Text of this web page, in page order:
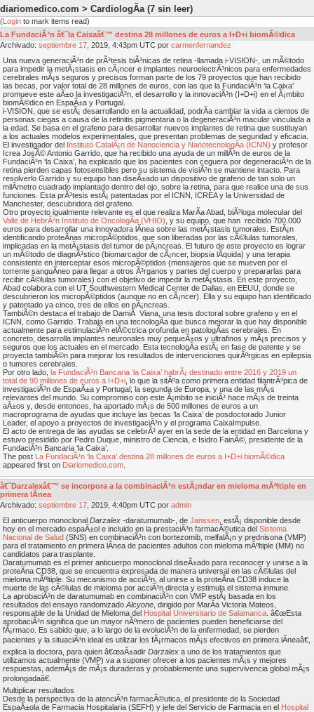
diariomedico.com > CardiologÃ­a (7 sin leer)
(Login to mark items read)
La FundaciÃ³n â€˜la Caixaâ€™ destina 28 millones de euros a I+D+i biomÃ©dica
Archivado: septiembre 17 , 2019, 4:43pm UTC por carmenfernandez
Una nueva generaciÃ³n de prÃ³tesis biÃ³nicas de retina -llamada i-VISION-, un mÃ©todo
para impedir la metÃ¡stasis en cÃ¡ncer e implantes neuroelectrÃ³nicos para enfermedades
cerebrales mÃ¡s seguros y precisos forman parte de los 79 proyectos que han recibido
las becas, por valor total de 28 millones de euros, con las que la FundaciÃ³n ‘la Caixa’
promueve este aÃ±o la investigaciÃ³n, el desarrollo y la innovaciÃ³n (I+D+i) en el Ã¡mbito
biomÃ©dico en EspaÃ±a y Portugal.
i-VISION, que se estÃ¡ desarrollando en la actualidad, podrÃ­a cambiar la vida a cientos de
personas ciegas a causa de la retinitis pigmentaria o la degeneraciÃ³n macular vinculada a
la edad. Se basa en el grafeno para desarrollar nuevos implantes de retina que sustituyan
a los actuales modelos experimentales, que presentan problemas de seguridad y eficacia.
El investigador del Instituto CatalÃ¡n de Nanociencia y NanotecnologÃ­a (ICNN) y profesor
Icrea JosÃ© Antonio Garrido, que ha recibido una ayuda de un millÃ³n de euros de la
FundaciÃ³n ‘la Caixa’, ha explicado que los pacientes con ceguera por degeneraciÃ³n de la
retina pierden capas fotosensibles pero su sistema de visiÃ³n se mantiene intacto. Para
resolverlo Garrido y su equipo han diseÃ±ado un dispositivo de grafeno de tan solo un
milÃ­metro cuadrado implantado dentro del ojo, sobre la retina, para que realice una de sus
funciones. Esta prÃ³tesis estÃ¡ patentadas por el ICNN, ICREA y la Universidad de
Manchester, descubridora del grafeno.
Otro proyecto igualmente relevante es el que realiza MarÃ­a Abad, biÃ³loga molecular del
Valle de HebrÃ³n Instituto de OncologÃ­a (VHIO) , y su equipo, que han recibido 700.000
euros para desarrollar una innovadora lÃ­nea sobre las metÃ¡stasis tumorales. EstÃ¡n
identificando proteÃ­nas micropÃ©ptidos, que son liberadas por las cÃ©lulas tumorales,
implicadas en la metÃ¡stasis del tumor de pÃ¡ncreas. El futuro de este proyecto es lograr
un mÃ©todo de diagnÃ³stico (biomarcador de cÃ¡ncer, biopsia lÃ­quida) y una terapia
consistente en interceptar esos micropÃ©ptidos (mensajeros que se mueven por el
torrente sanguÃ­neo para llegar a otros Ã³rganos y partes del cuerpo y prepararlas para
recibir cÃ©lulas tumorales) con el objetivo de impedir la metÃ¡stasis. En este proyecto,
Abad colabora con el UT Southwestern Medical Center de Dallas, en EEUU, donde se
descubrieron los micropÃ©ptidos (aunque no en cÃ¡ncer). Ella y su equipo han identificado
y patentado ya cinco, tres de ellos en pÃ¡ncreas.
TambiÃ©n destaca el trabajo de DamiÃ Viana, una tesis doctoral sobre grafeno y en el
ICNN, como Garrido. Trabaja en una tecnologÃ­a que busca mejorar la que hay disponible
actualmente para estimulaciÃ³n elÃ©ctrica profunda en patologÃ­as cerebrales. En
concreto, desarrolla implantes neuronales muy pequeÃ±os y ultrafinos y mÃ¡s precisos y
seguros que los actuales en el mercado. Esta tecnologÃ­a estÃ¡ en fase de patente y se
proyecta tambiÃ©n para mejorar los resultados de intervenciones quirÃºrgicas en epilepsia
o tumores cerebrales.
Por otro lado, la FundaciÃ³n Bancaria ‘la Caixa’ habrÃ¡ destinado entre 2016 y 2019 un
total de 90 millones de euros a I+D+i , lo que la sitÃºa como primera entidad filantrÃ³pica de
investigaciÃ³n de EspaÃ±a y Portugal; la segunda de Europa, y una de las mÃ¡s
relevantes del mundo. Su compromiso con este Ã¡mbito se iniciÃ³ hace mÃ¡s de treinta
aÃ±os y, desde entonces, ha aportado mÃ¡s de 500 millones de euros a un
macroprograma de ayudas que incluye las becas ‘la Caixa’ de posdoctorado Junior
Leader, el apoyo a proyectos de investigaciÃ³n y el programa CaixaImpulse.
El acto de entrega de las ayudas se celebrÃ³ ayer en la sede de la entidad en Barcelona y
estuvo presidido por Pedro Duque, ministro de Ciencia, e Isidro FainÃ©, presidente de la
FundaciÃ³n Bancaria ‘la Caixa’.
The post La FundaciÃ³n ‘la Caixa’ destina 28 millones de euros a I+D+i biomÃ©dica
appeared first on Diariomedico.com
â€˜Darzalexâ€™ se incorpora a la combinaciÃ³n estÃ¡ndar en mieloma mÃºltiple en
primera lÃ­nea
Archivado: septiembre 17 , 2019, 4:40pm UTC por admin
El anticuerpo monoclonal Darzalex -daratumumab-, de Janssen , estÃ¡ disponible desde
hoy en el mercado espaÃ±ol e incluido en la prestaciÃ³n farmacÃ©utica del Sistema
Nacional de Salud (SNS) en combinaciÃ³n con bortezomib, melfalÃ¡n y prednisona (VMP)
para el tratamiento en primera lÃ­nea de pacientes adultos con mieloma mÃºltiple (MM) no
candidatos para trasplante.
Daratumumab es el primer anticuerpo monoclonal diseÃ±ado para reconocer y unirse a la
proteÃ­na CD38, que se encuentra expresada de manera universal en las cÃ©lulas del
mieloma mÃºltiple. Su mecanismo de acciÃ³n, al unirse a la proteÃ­na CD38 induce la
muerte de las cÃ©lulas de mieloma por acciÃ³n directa y estimula el sistema inmune.
La aprobaciÃ³n de daratumumab en combinaciÃ³n con VMP estÃ¡ basada en los
resultados del ensayo randomizado Alcyone , dirigido por MarÃ­a Victoria Mateos,
responsable de la Unidad de Mieloma del Hospital Universitario de Salamanca . â€œEsta
aprobaciÃ³n significa que un mayor nÃºmero de pacientes pueden beneficiarse del
fÃ¡rmaco. Es sabido que, a lo largo de la evoluciÃ³n de la enfermedad, se pierden
pacientes y la situaciÃ³n ideal es utilizar los fÃ¡rmacos mÃ¡s efectivos en primera lÃ­neaâ€,
explica la doctora, para quien â€œaÃ±adir Darzalex a uno de los tratamientos que
utilizamos actualmente (VMP) va a suponer ofrecer a los pacientes mÃ¡s y mejores
respuestas, ademÃ¡s de mÃ¡s duraderas y probablemente una supervivencia global mÃ¡s
prolongadaâ€.
Multiplicar resultados
Desde la perspectiva de la atenciÃ³n farmacÃ©utica, el presidente de la Sociedad
EspaÃ±ola de Farmacia Hospitalaria (SEFH) y jefe del Servicio de Farmacia en el Hospital